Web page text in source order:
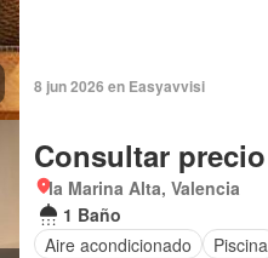
8 jun 2026 en Easyavvisi
Consultar precio
la Marina Alta, Valencia
1 Baño
Aire acondicionado
Piscina